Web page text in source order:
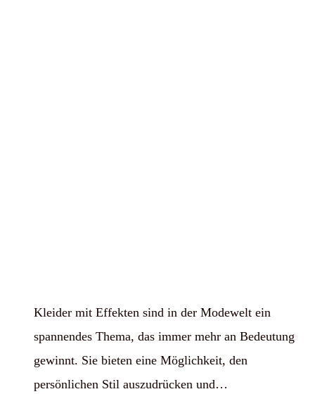
Kleider mit Effekten sind in der Modewelt ein
spannendes Thema, das immer mehr an Bedeutung
gewinnt. Sie bieten eine Möglichkeit, den
persönlichen Stil auszudrücken und…